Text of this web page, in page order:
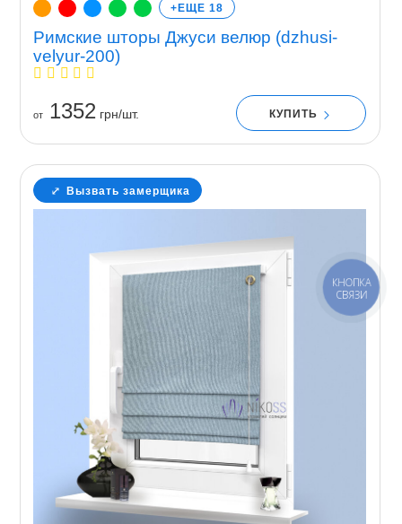
+ЕЩЕ 18
Римские шторы Джуси велюр (dzhusi-
velyur-200)
от1352 грн/шт. КУПИТЬ
Вызвать замерщика
КНОПКА
СВЯЗИ